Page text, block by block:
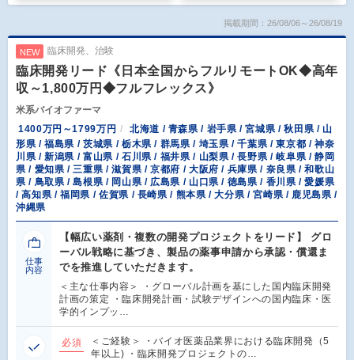
掲載期間：26/08/06～26/08/19
NEW 臨床開発、治験
臨床開発リード《日本全国からフルリモートOK◆高年
収～1,800万円◆フルフレックス》
米系バイオファーマ
1400万円～1799万円
北海道 / 青森県 / 岩手県 / 宮城県 / 秋田県 / 山
形県 / 福島県 / 茨城県 / 栃木県 / 群馬県 / 埼玉県 / 千葉県 / 東京都 / 神奈
川県 / 新潟県 / 富山県 / 石川県 / 福井県 / 山梨県 / 長野県 / 岐阜県 / 静岡
県 / 愛知県 / 三重県 / 滋賀県 / 京都府 / 大阪府 / 兵庫県 / 奈良県 / 和歌山
県 / 鳥取県 / 島根県 / 岡山県 / 広島県 / 山口県 / 徳島県 / 香川県 / 愛媛県
/ 高知県 / 福岡県 / 佐賀県 / 長崎県 / 熊本県 / 大分県 / 宮崎県 / 鹿児島県 /
沖縄県
仕事
内容
【幅広い薬剤・複数の開発プロジェクトをリード】 グロ
ーバル戦略に基づき、製品の薬事申請から承認・償還ま
でを推進していただきます。
＜主な仕事内容＞ ・グローバル計画を基にした国内臨床開発
計画の策定 ・臨床開発計画・試験デザインへの国内臨床・医
学的インプッ…
必須
＜ご経験＞ ・バイオ医薬品業界における臨床開発（5
年以上) ・臨床開発プロジェクトの…